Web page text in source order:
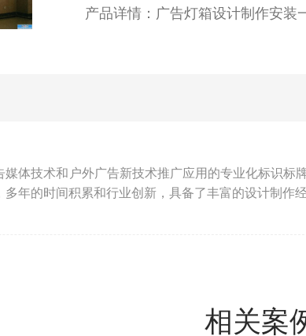
产品详情：广告灯箱设计制作安装
体技术和户外广告新技术推广应用的专业化标识
年的时间积累和行业创新，具备了丰富的设计制作
相关案